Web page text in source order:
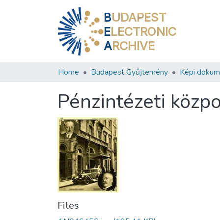
BUDAPEST
ELECTRONIC
ARCHIVE
Home Budapest Gyűjtemény Képi
Pénzintézeti
Files